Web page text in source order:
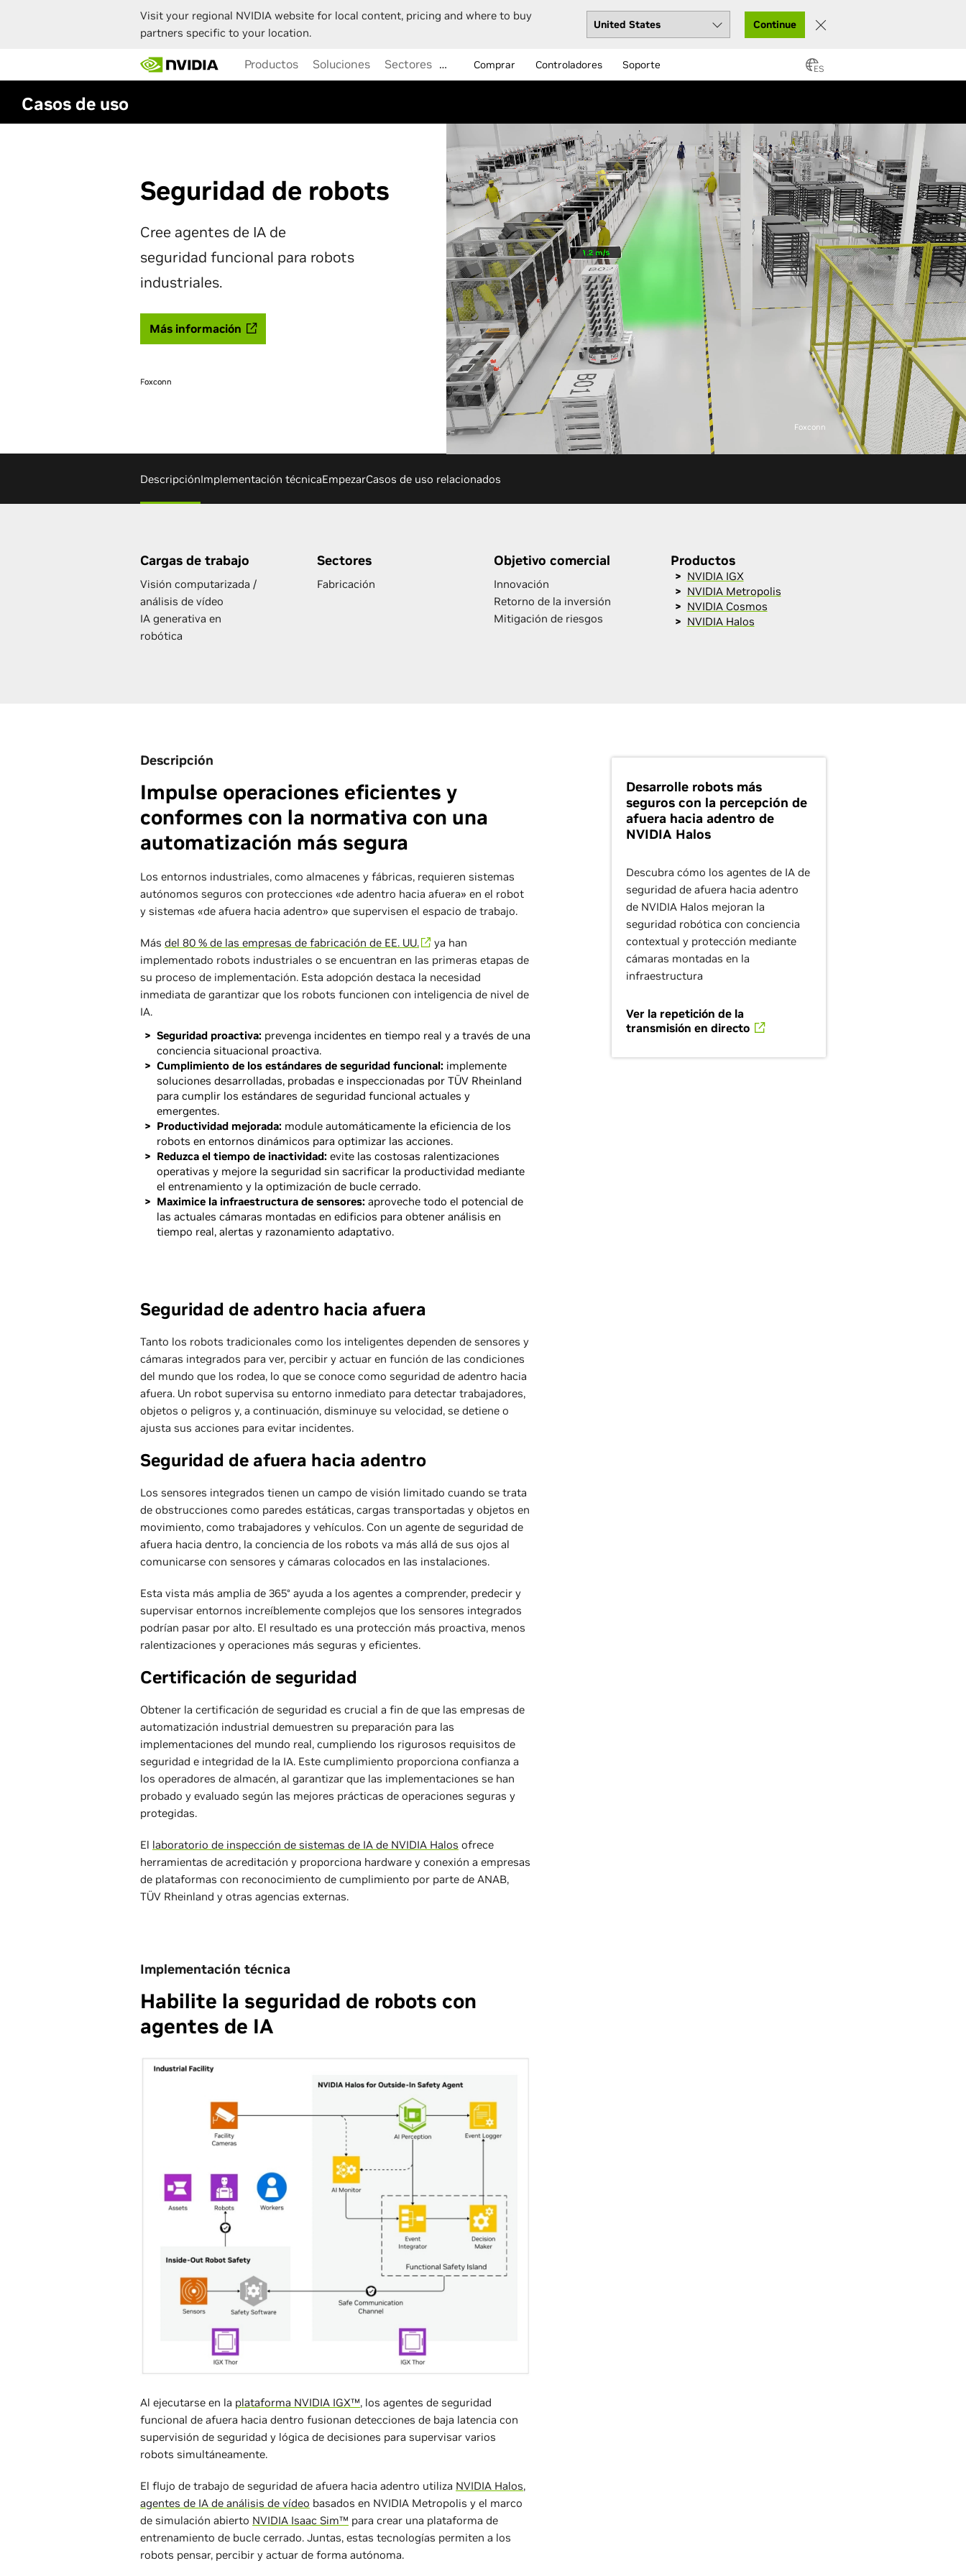
Visit your regional NVIDIA website for local content, pricing and where to buy
partners specific to your location.
Continue
main
content
Productos Soluciones Sectores … Comprar Controladores Soporte ES
Casos de uso
Foxconn
Seguridad de robots
Cree agentes de IA de
seguridad funcional para robots
industriales.
Más información
Foxconn
Foxconn
DescripciónImplementación técnicaEmpezarCasos de uso relacionados
Cargas de trabajo
Visión computarizada /
análisis de vídeo
IA generativa en
robótica
Sectores
Fabricación
Objetivo comercial
Innovación
Retorno de la inversión
Mitigación de riesgos
Productos
NVIDIA IGX
NVIDIA Metropolis
NVIDIA Cosmos
NVIDIA Halos
Descripción
Impulse operaciones eficientes y
conformes con la normativa con una
automatización más segura
Los entornos industriales, como almacenes y fábricas, requieren sistemas
autónomos seguros con protecciones «de adentro hacia afuera» en el robot
y sistemas «de afuera hacia adentro» que supervisen el espacio de trabajo.
Más del 80 % de las empresas de fabricación de EE. UU.
ya han
implementado robots industriales o se encuentran en las primeras etapas de
su proceso de implementación. Esta adopción destaca la necesidad
inmediata de garantizar que los robots funcionen con inteligencia de nivel de
IA.
Seguridad proactiva: prevenga incidentes en tiempo real y a través de una
conciencia situacional proactiva.
Cumplimiento de los estándares de seguridad funcional: implemente
soluciones desarrolladas, probadas e inspeccionadas por TÜV Rheinland
para cumplir los estándares de seguridad funcional actuales y
emergentes.
Productividad mejorada: module automáticamente la eficiencia de los
robots en entornos dinámicos para optimizar las acciones.
Reduzca el tiempo de inactividad: evite las costosas ralentizaciones
operativas y mejore la seguridad sin sacrificar la productividad mediante
el entrenamiento y la optimización de bucle cerrado.
Maximice la infraestructura de sensores: aproveche todo el potencial de
las actuales cámaras montadas en edificios para obtener análisis en
tiempo real, alertas y razonamiento adaptativo.
Seguridad de adentro hacia afuera
Tanto los robots tradicionales como los inteligentes dependen de sensores y
cámaras integrados para ver, percibir y actuar en función de las condiciones
del mundo que los rodea, lo que se conoce como seguridad de adentro hacia
afuera. Un robot supervisa su entorno inmediato para detectar trabajadores,
objetos o peligros y, a continuación, disminuye su velocidad, se detiene o
ajusta sus acciones para evitar incidentes.
Seguridad de afuera hacia adentro
Los sensores integrados tienen un campo de visión limitado cuando se trata
de obstrucciones como paredes estáticas, cargas transportadas y objetos en
movimiento, como trabajadores y vehículos. Con un agente de seguridad de
afuera hacia dentro, la conciencia de los robots va más allá de sus ojos al
comunicarse con sensores y cámaras colocados en las instalaciones.
Esta vista más amplia de 365° ayuda a los agentes a comprender, predecir y
supervisar entornos increíblemente complejos que los sensores integrados
podrían pasar por alto. El resultado es una protección más proactiva, menos
ralentizaciones y operaciones más seguras y eficientes.
Certificación de seguridad
Obtener la certificación de seguridad es crucial a fin de que las empresas de
automatización industrial demuestren su preparación para las
implementaciones del mundo real, cumpliendo los rigurosos requisitos de
seguridad e integridad de la IA. Este cumplimiento proporciona confianza a
los operadores de almacén, al garantizar que las implementaciones se han
probado y evaluado según las mejores prácticas de operaciones seguras y
protegidas.
El laboratorio de inspección de sistemas de IA de NVIDIA Halos ofrece
herramientas de acreditación y proporciona hardware y conexión a empresas
de plataformas con reconocimiento de cumplimiento por parte de ANAB,
TÜV Rheinland y otras agencias externas.
Desarrolle robots más
seguros con la percepción de
afuera hacia adentro de
NVIDIA Halos
Descubra cómo los agentes de IA de
seguridad de afuera hacia adentro
de NVIDIA Halos mejoran la
seguridad robótica con conciencia
contextual y protección mediante
cámaras montadas en la
infraestructura
Ver la repetición de la
transmisión en directo
Implementación técnica
Habilite la seguridad de robots con
agentes de IA
Al ejecutarse en la plataforma NVIDIA IGX™, los agentes de seguridad
funcional de afuera hacia dentro fusionan detecciones de baja latencia con
supervisión de seguridad y lógica de decisiones para supervisar varios
robots simultáneamente.
El flujo de trabajo de seguridad de afuera hacia adentro utiliza NVIDIA Halos,
agentes de IA de análisis de vídeo basados en NVIDIA Metropolis y el marco
de simulación abierto NVIDIA Isaac Sim™ para crear una plataforma de
entrenamiento de bucle cerrado. Juntas, estas tecnologías permiten a los
robots pensar, percibir y actuar de forma autónoma.